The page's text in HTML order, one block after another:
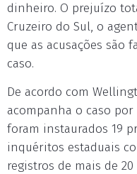
dinheiro. O prejuízo
Cruzeiro do Sul, o
que as acusações são
caso.
De acordo com
acompanha o caso
foram instaurados 19
inquéritos estaduais
registros de mais de